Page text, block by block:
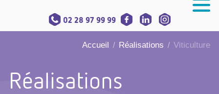
02 28 97 99 99
Accueil / Réalisations / Viticulture
Réalisations